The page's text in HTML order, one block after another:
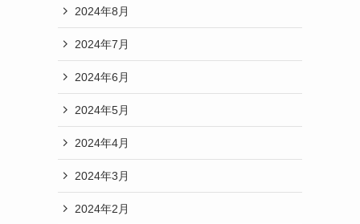
2024年8月
2024年7月
2024年6月
2024年5月
2024年4月
2024年3月
2024年2月